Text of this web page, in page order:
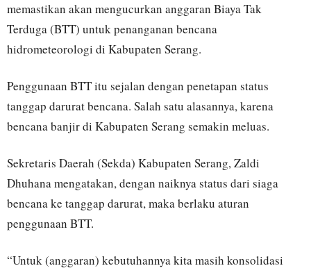
memastikan akan mengucurkan anggaran Biaya Tak
Terduga (BTT) untuk penanganan bencana
hidrometeorologi di Kabupaten Serang.
Penggunaan BTT itu sejalan dengan penetapan status
tanggap darurat bencana. Salah satu alasannya, karena
bencana banjir di Kabupaten Serang semakin meluas.
Sekretaris Daerah (Sekda) Kabupaten Serang, Zaldi
Dhuhana mengatakan, dengan naiknya status dari siaga
bencana ke tanggap darurat, maka berlaku aturan
penggunaan BTT.
“Untuk (anggaran) kebutuhannya kita masih konsolidasi